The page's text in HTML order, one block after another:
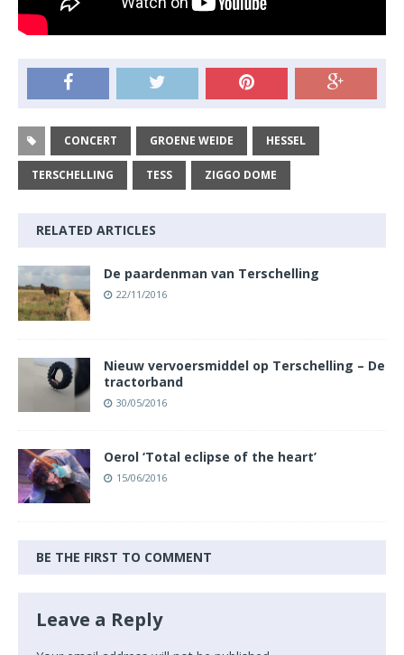
CONCERT GROENE WEIDE HESSEL
TERSCHELLING TESS ZIGGO DOME
RELATED ARTICLES
De paardenman van Terschelling
22/11/2016
Nieuw vervoersmiddel op Terschelling – De
tractorband
30/05/2016
Oerol ‘Total eclipse of the heart’
15/06/2016
BE THE FIRST TO COMMENT
Leave a Reply